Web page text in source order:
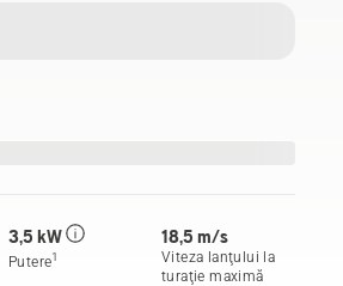
3,5 kW
Putere1
18,5 m/s
Viteza lanţului la
turaţie maximă